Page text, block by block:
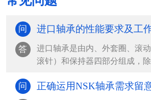
问 进口轴承的性能要求及工
答
进口轴承是由内、外套圈、滚
滚针）和保持器四部分组成，
问 正确运用NSK轴承需求留